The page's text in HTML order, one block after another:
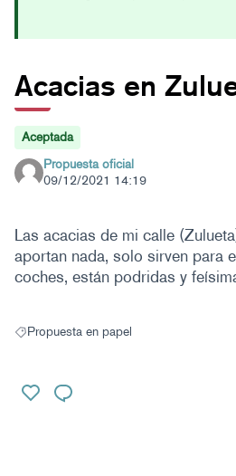
Acacias en
Aceptada
Propuesta oficial
09/12/2021 14:19
Las acacias de mi calle
aportan nada, solo sirven para
coches, están podridas y
Resultados al filtrar por: Propuesta en
Propuesta en papel